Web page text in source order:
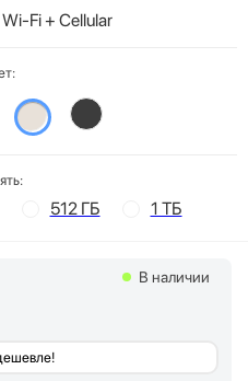
Wi-Fi + Cellular
512 ГБ 1 ТБ
В наличии